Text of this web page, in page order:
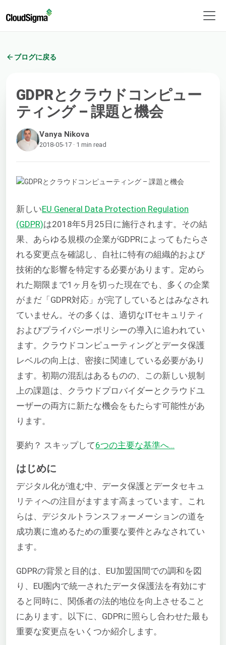
ブログに戻る
GDPRとクラウドコンピュー
ティング – 課題と機会
Vanya Nikova
2018-05-17 · 1 min read
新しいEU General Data Protection Regulation
(GDPR)は2018年5月25日に施行されます。その結
果、あらゆる規模の企業がGDPRによってもたらさ
れる変更点を確認し、自社に特有の組織的および
技術的な影響を特定する必要があります。定めら
れた期限まで1ヶ月を切った現在でも、多くの企業
がまだ「GDPR対応」が完了しているとはみなされ
ていません。その多くは、適切なITセキュリティ
およびプライバシーポリシーの導入に追われてい
ます。クラウドコンピューティングとデータ保護
レベルの向上は、密接に関連している必要があり
ます。初期の混乱はあるものの、この新しい規制
上の課題は、クラウドプロバイダーとクラウドユ
ーザーの両方に新たな機会をもたらす可能性があ
ります。
要約？ スキップして6つの主要な基準へ…
はじめに
デジタル化が進む中、データ保護とデータセキュ
リティへの注目がますます高まっています。これ
らは、デジタルトランスフォーメーションの道を
成功裏に進めるための重要な要件とみなされてい
ます。
GDPRの背景と目的は、EU加盟国間での調和を図
り、EU圏内で統一されたデータ保護法を有効にす
ると同時に、関係者の法的地位を向上させること
にあります。以下に、GDPRに照らし合わせた最も
重要な変更点をいくつか紹介します。